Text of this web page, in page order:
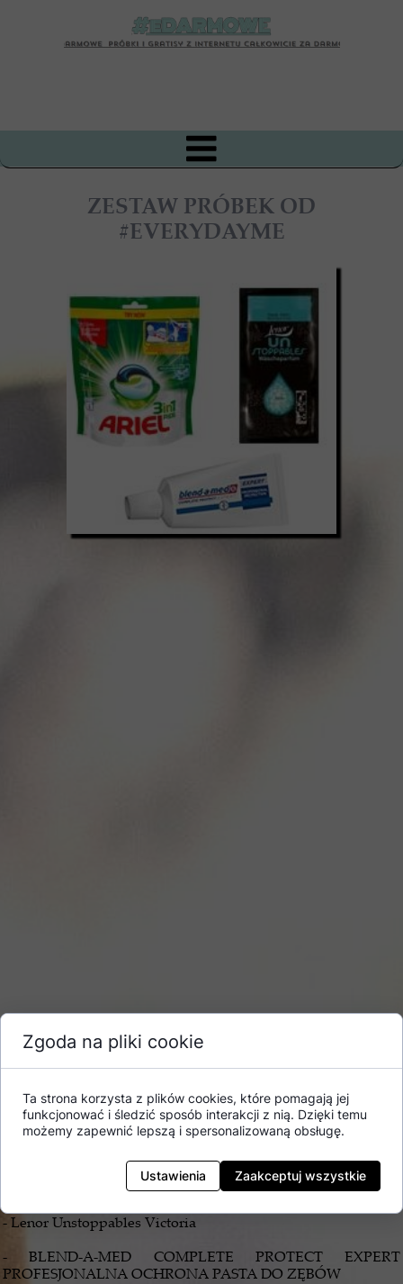
- Lenor Unstoppables Victoria
- BLEND-A-MED COMPLETE PROTECT EXPERT
PROFESJONALNA OCHRONA PASTA DO ZĘBÓW
ZESTAW PRÓBEK OD
#EVERYDAYME
Zgoda na pliki cookie
Ta strona korzysta z plików cookies, które pomagają jej
funkcjonować i śledzić sposób interakcji z nią. Dzięki temu
możemy zapewnić lepszą i spersonalizowaną obsługę.
Ustawienia Zaakceptuj wszystkie